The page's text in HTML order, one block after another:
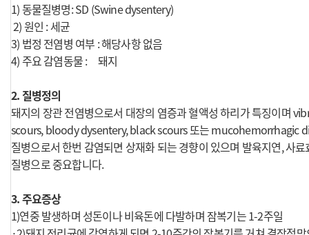
1) 동물질병명: SD (Swine dysentery)
2) 원인 : 세균
3) 법정 전염병 여부 : 해당사항 없음
4) 주요 감염동물 : 돼지
2. 질병정의
돼지의 장관 전염병으로서 대장의 염증과 혈액성 하리가 특징이며
scours, bloody dysentery, black scours 또는 mucohemorrhagic
질병으로서 한번 감염되면 상재화 되는 경향이 있으며 발육지연, 사
질병으로 중요합니다.
3. 주요증상
1)연중 발생하며 성돈이나 비육돈에 다발하며 잠복기는 1-2주일